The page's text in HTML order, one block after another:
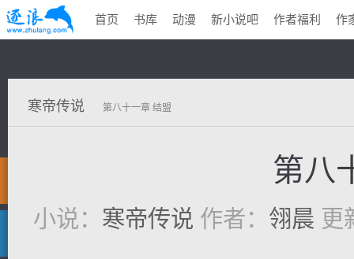
首页 书库 动漫 新小说吧 作者福利 作
寒帝传说 第八十一章 结盟
第八
小说： 寒帝传说 作者： 翎晨 更